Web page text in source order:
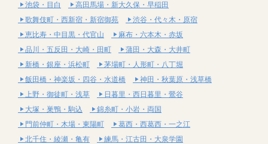
池袋・目白
高田馬場・新大久保・早稲田
歌舞伎町・西新宿・新宿御苑
渋谷・代々木・原宿
恵比寿・中目黒・代官山
麻布・六本木・赤坂
品川・五反田・大崎・田町
蒲田・大森・大井町
新橋・銀座・浜松町
茅場町・人形町・八丁堀
飯田橋・神楽坂・四谷・水道橋
神田・秋葉原・浅草橋
上野・御徒町・浅草
日暮里・西日暮里・鶯谷
大塚・巣鴨・駒込
錦糸町・小岩・両国
門前仲町・木場・東陽町
葛西・西葛西・一之江
北千住・綾瀬・亀有
練馬・江古田・大泉学園